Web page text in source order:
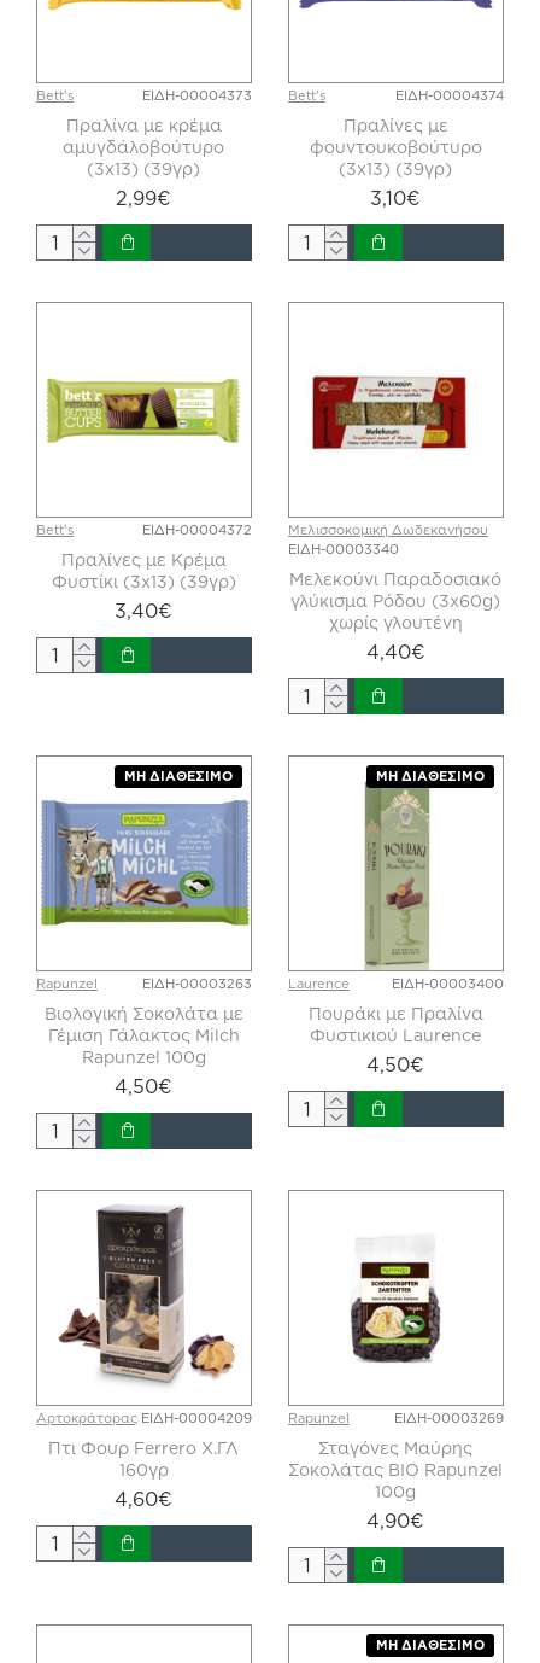
Bett's ΕΙΔΗ-00004373
Πραλίνα με κρέμα
αμυγδάλοβούτυρο
(3x13) (39γρ)
2,99€
Bett's ΕΙΔΗ-00004374
Πραλίνες με
φουντουκοβούτυρο
(3x13) (39γρ)
3,10€
Bett's ΕΙΔΗ-00004372
Πραλίνες με Κρέμα
Φυστίκι (3x13) (39γρ)
3,40€
Μελισσοκομική Δωδεκανήσου
ΕΙΔΗ-00003340
Μελεκούνι Παραδοσιακό
γλύκισμα Ρόδου (3x60g)
χωρίς γλουτένη
4,40€
ΜΗ ΔΙΑΘΈΣΙΜΟ
Rapunzel ΕΙΔΗ-00003263
Βιολογική Σοκολάτα με
Γέμιση Γάλακτος Milch
Rapunzel 100g
4,50€
ΜΗ ΔΙΑΘΈΣΙΜΟ
Laurence ΕΙΔΗ-00003400
Πουράκι με Πραλίνα
Φυστικιού Laurence
4,50€
Αρτοκράτορας ΕΙΔΗ-00004209
Πτι Φουρ Ferrero Χ.ΓΛ
160γρ
4,60€
Rapunzel ΕΙΔΗ-00003269
Σταγόνες Μαύρης
Σοκολάτας BIO Rapunzel
100g
4,90€
ΜΗ ΔΙΑΘΈΣΙΜΟ